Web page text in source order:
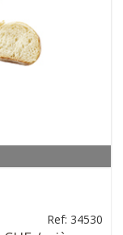
Ref: 34530